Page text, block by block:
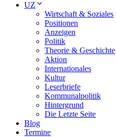
UZ
Wirtschaft & Soziales
Positionen
Anzeigen
Politik
Theorie & Geschichte
Aktion
Internationales
Kultur
Leserbriefe
Kommunalpolitik
Hintergrund
Die Letzte Seite
Blog
Termine